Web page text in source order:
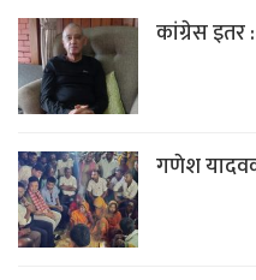
कांग्रेस इतर
गणेश